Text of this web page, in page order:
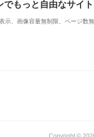
でもっと自由なサイ
示、画像容量無制限、ページ数